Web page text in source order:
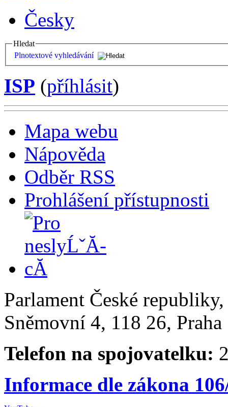
Česky
Hledat
Plnotextové vyhledávání
ISP (příhlásit)
Mapa webu
Nápověda
Odběr RSS
Prohlášení přístupnosti
Parlament České
Sněmovní 4, 118 26,
Telefon na spojovatelku:
Informace dle zákona